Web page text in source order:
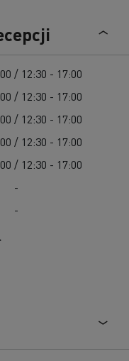
/ 12:30 - 17:00
/ 12:30 - 17:00
/ 12:30 - 17:00
/ 12:30 - 17:00
/ 12:30 - 17:00
-
-